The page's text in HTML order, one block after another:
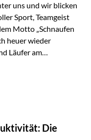
uns und wir blicken
Sport, Teamgeist
Motto „Schnaufen
heuer wieder
Läufer am
zu erbringen. Mit
anspruchsvolle
Höhenmetern
vor eine
Die